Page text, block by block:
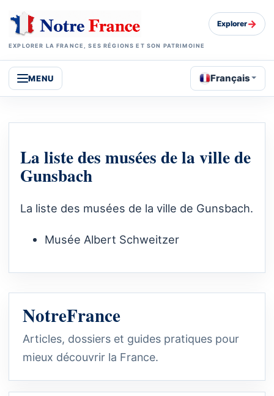
EXPLORER LA FRANCE, SES RÉGIONS ET SON PATRIMOINE
Explorer→
MENU Français
La liste des musées de la ville de
Gunsbach
La liste des musées de la ville de Gunsbach.
Musée Albert Schweitzer
NotreFrance
Articles, dossiers et guides pratiques pour
mieux découvrir la France.